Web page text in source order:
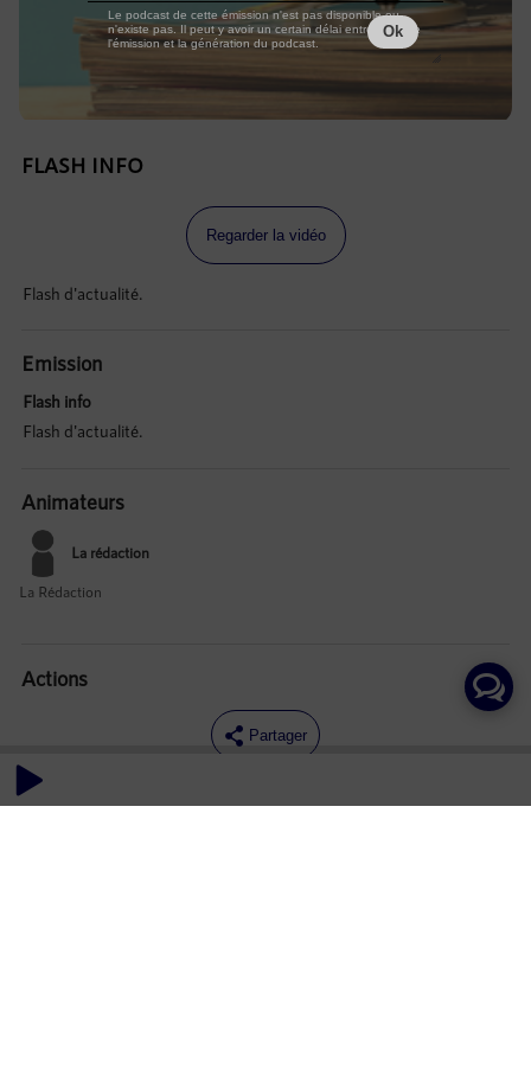
FLASH INFO
Regarder la vidéo
Flash d'actualité.
Emission
Flash info
Flash d'actualité.
Animateurs
La rédaction
La Rédaction
Actions
Partager
Commentaires
Le podcast de cette émission n'est pas disponible ou
n'existe pas. Il peut y avoir un certain délai entre la fin de
l'émission et la génération du podcast.
Ok